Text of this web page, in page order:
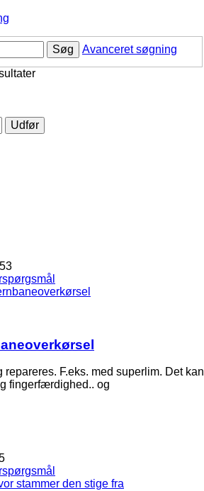
Søg
Avanceret søgning
repareres. F.eks. med superlim. Det kan
fingerfærdighed.. og
stammer den stige fra